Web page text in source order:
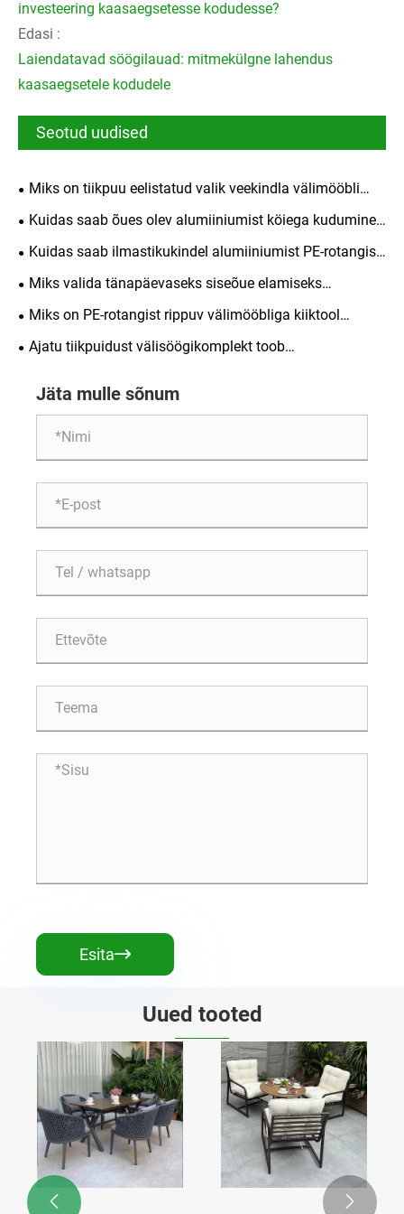
investeering kaasaegsetesse kodudesse?
Edasi :
Laiendatavad söögilauad: mitmekülgne lahendus
kaasaegsetele kodudele
Seotud uudised
Miks on tiikpuu eelistatud valik veekindla välimööbli
jaoks, mis kestab aastakümneid?
Kuidas saab õues olev alumiiniumist köiega kudumine
vaba aja toolide komplekt muuta teie välieluruumi
Kuidas saab ilmastikukindel alumiiniumist PE-rotangist
vaba aja veetmise tool teie välieluruumi muuta
Miks valida tänapäevaseks siseõue elamiseks
välitingimustes kasutatav alumiiniumraamiga söögilaud
Miks on PE-rotangist rippuv välimööbliga kiiktool
ideaalne valik kaasaegseks õues elamiseks
Ajatu tiikpuidust välisöögikomplekt toob
Jäta mulle sõnum
Esita
Uued tooted
 